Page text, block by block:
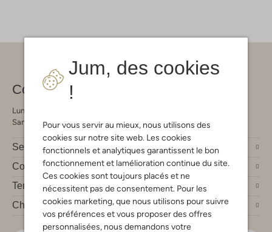
Jum, des cookies
!
Pour vous servir au mieux, nous utilisons des
cookies sur notre site web. Les cookies
fonctionnels et analytiques garantissent le bon
fonctionnement et lamélioration continue du site.
Ces cookies sont toujours placés et ne
nécessitent pas de consentement. Pour les
cookies marketing, que nous utilisons pour suivre
vos préférences et vous proposer des offres
personnalisées, nous demandons votre
Contact
Lundi - Vendredi 09:00 - 21:00 heures
Samedi 09:00 - 17:00 heures
Service clients
Compte
Tendances mode
Chez Omoda